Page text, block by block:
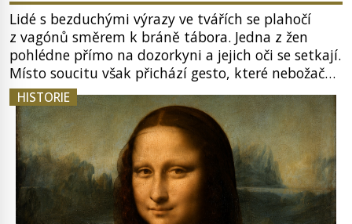
Lidé s bezduchými výrazy ve tvářích se plahočí
z vagónů směrem k bráně tábora. Jedna z žen
pohlédne přímo na dozorkyni a jejich oči se setkají.
Místo soucitu však přichází gesto, které nebožačku
posílá rovnou do plynové komory. Jména jako
Rudolf Höss (1901–1947), Josef Mengele (1911–
1979) či Heinrich Himmler (1900–1945) zná každý,
o koho se historie jen otřela. Jenže […]
HISTORIE